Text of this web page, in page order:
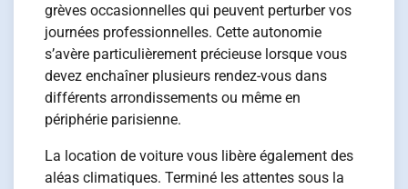
grèves occasionnelles qui peuvent perturber vos
journées professionnelles. Cette autonomie
s’avère particulièrement précieuse lorsque vous
devez enchaîner plusieurs rendez-vous dans
différents arrondissements ou même en
périphérie parisienne.
La location de voiture vous libère également des
aléas climatiques. Terminé les attentes sous la